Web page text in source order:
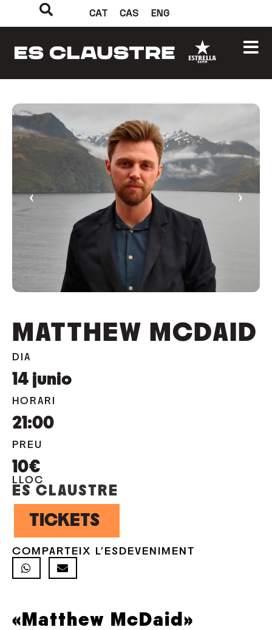
CAT CAS ENG
‹ ›
MATTHEW MCDAID
DIA
14 junio
HORARI
21:00
PREU
10€
LLOC
ES CLAUSTRE
TICKETS
COMPARTEIX L'ESDEVENIMENT
«Matthew McDaid»